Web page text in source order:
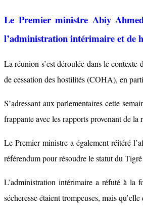
Le Premier ministre Abiy
l’administration intérimaire et de
La réunion s’est déroulée dans le
de cessation des hostilités (COHA), en
S’adressant aux parlementaires cette
frappante avec les rapports provenant de
Le Premier ministre a également réitéré
référendum pour résoudre le statut du
L’administration intérimaire a réfuté à la
sécheresse étaient trompeuses, mais